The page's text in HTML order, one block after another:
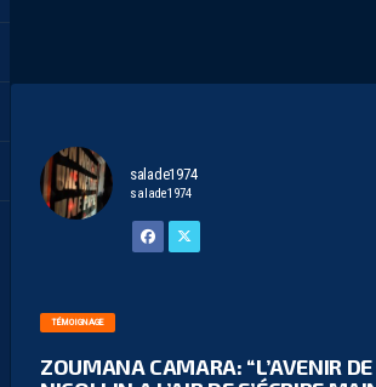
salade1974
salade1974
TÉMOIGNAGE
ZOUMANA CAMARA: “L’AVENIR DE